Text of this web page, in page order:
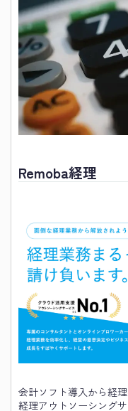
Remoba経理
会計ソフト導入から経
経理アウトソーシング